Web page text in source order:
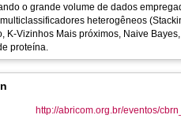
o grande volume de dados
heterogêneos
K-Vizinhos Mais próximos, Naive
proteína.
http://abricom.org.br/eventos/